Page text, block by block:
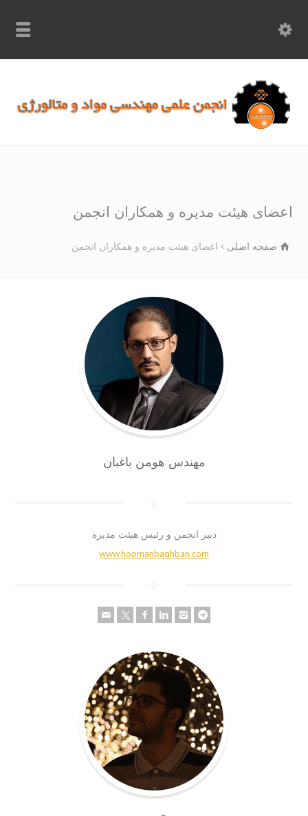
هیئت مدیره و همکاران انجمن
صفحه اصلی اعضای هیئت مدیره و همکاران انجمن
مهندس هومن باغبان
دبیر انجمن و رئیس هیئت مدیره
www.hoomanbaghban.com